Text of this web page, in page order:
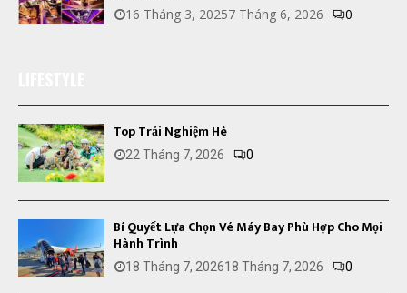
16 Tháng 3, 20257 Tháng 6, 2026 0
Top Trải Nghiệm Hè
22 Tháng 7, 2026 0
Bí Quyết Lựa Chọn Vé Máy Bay Phù Hợp Cho Mọi
Hành Trình
18 Tháng 7, 202618 Tháng 7, 2026 0